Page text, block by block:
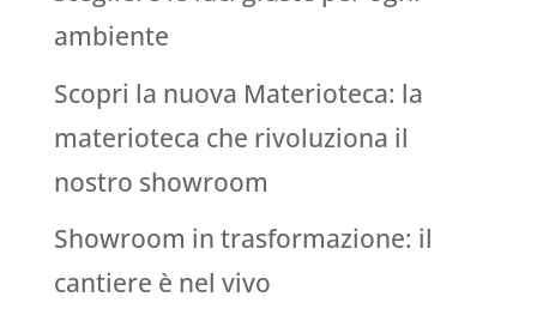
ambiente
Scopri la nuova Materioteca: la
materioteca che rivoluziona il
nostro showroom
Showroom in trasformazione: il
cantiere è nel vivo